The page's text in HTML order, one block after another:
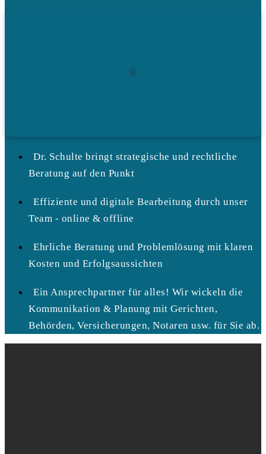
Dr. Schulte bringt strategische und rechtliche
Beratung auf den Punkt
Effiziente und digitale Bearbeitung durch unser
Team - online & offline
Ehrliche Beratung und Problemlösung mit klaren
Kosten und Erfolgsaussichten
Ein Ansprechpartner für alles! Wir wickeln die
Kommunikation & Planung mit Gerichten,
Behörden, Versicherungen, Notaren usw. für Sie ab.